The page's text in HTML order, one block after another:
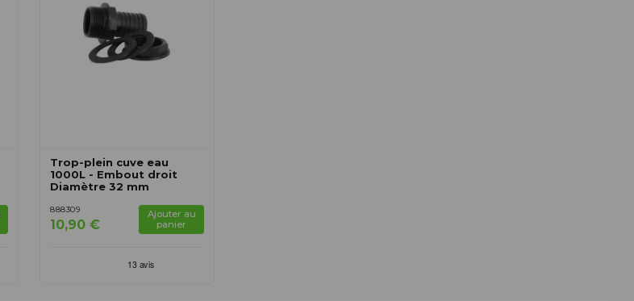
Trop-plein cuve eau
1000L - Embout droit
Diamètre 32 mm
888309
10,90 €
Ajouter au
panier